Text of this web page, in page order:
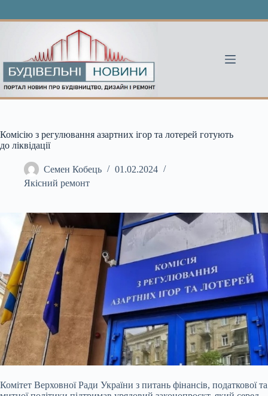
Комісію з регулювання азартних ігор та лотерей готують
до ліквідації
Семен Кобець
01.02.2024
Якісний ремонт
Комітет Верховної Ради України з питань фінансів, податкової та